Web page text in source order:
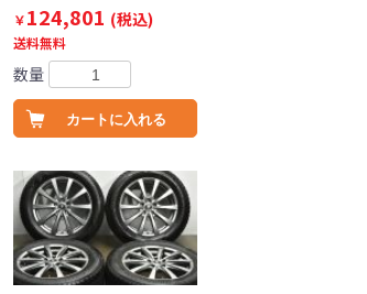
￥124,801 (税込)
送料無料
数量
カートに入れる